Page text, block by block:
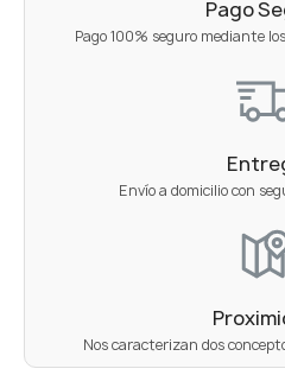
Pago
Pago 100% seguro mediante
Envío a domicilio con
Nos caracterizan dos